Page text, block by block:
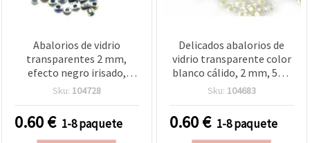
Abalorios de vidrio
transparentes 2 mm,
efecto negro irisado,
mezcla arcoíris en
para bisutería y
decoración
Sku: 104728
0.60€ 1-8 paquete
Delicados abalorios de
vidrio transparente color
blanco cálido, 2 mm, 50 g
– ideales para bisutería
boda y manualidades DIY
únicas
Sku: 104683
0.60€ 1-8 paquete